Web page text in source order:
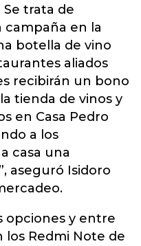
Se trata de
campaña en la
botella de vino
aliados
recibirán un bono
tienda de vinos y
en Casa Pedro
a los
casa una
aseguró Isidoro
opciones y entre
los Redmi Note de